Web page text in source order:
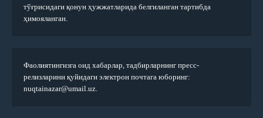
тўғрисидаги қонун ҳужжатларида белгиланган тартибда
ҳимояланган.
Фаолиятингизга оид хабарлар, тадбирларнинг пресс-
релизларини қуйидаги электрон почтага юборинг:
nuqtainazar@umail.uz.